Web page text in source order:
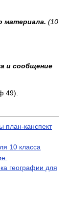
материала. (10
и сообщение
49).
план-канспект
10 класса
географии для